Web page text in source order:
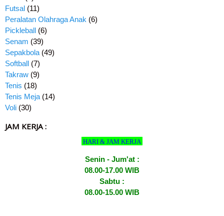
Futsal (11)
Peralatan Olahraga Anak (6)
Pickleball (6)
Senam (39)
Sepakbola (49)
Softball (7)
Takraw (9)
Tenis (18)
Tenis Meja (14)
Voli (30)
JAM KERJA :
HARI & JAM KERJA
Senin - Jum'at :
08.00-17.00 WIB
Sabtu :
08.00-15.00 WIB